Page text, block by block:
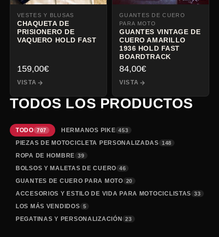
VESTES Y BLUSAS
CHAQUETA DE
PRISIONERO DE
VAQUERO HOLD FAST
159,00€
VISTA
GUANTES DE CUERO
PARA MOTO
GUANTES VINTAGE DE
CUERO AMARILLO
1936 HOLD FAST
BOARDTRACK
84,00€
VISTA
TODOS LOS PRODUCTOS
TODO 707 HERMANOS PIKE 453
PIEZAS DE MOTOCICLETA PERSONALIZADAS 148
ROPA DE HOMBRE 39
BOLSOS Y MALETAS DE CUERO 46
GUANTES DE CUERO PARA MOTO 20
ACCESORIOS Y ESTILO DE VIDA PARA MOTOCICLISTAS 33
LOS MÁS VENDIDOS 5
PEGATINAS Y PERSONALIZACIÓN 23